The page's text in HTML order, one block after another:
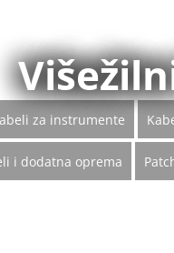
za instrumente
i dodatna oprema